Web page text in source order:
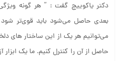
بعدی حاصل می‌شود باید قوی‌تر
می‌توانیم هر یک از این ساختار های
حاصل از آن را کنترل کنیم. ما یک ابزار